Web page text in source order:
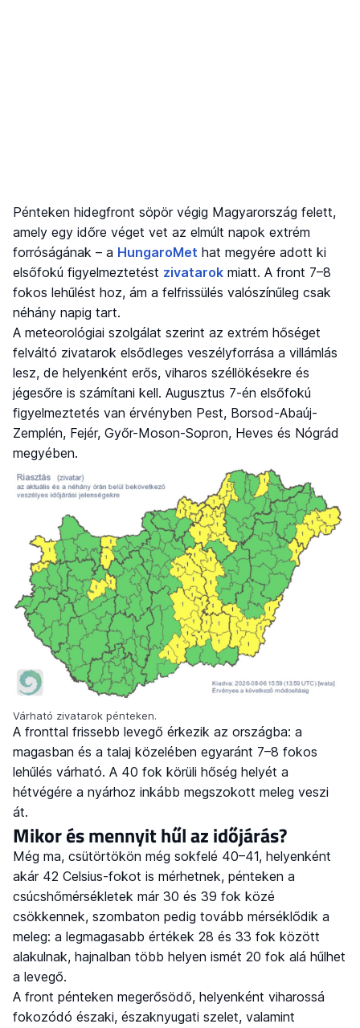
Pénteken hidegfront söpör végig Magyarország felett,
amely egy időre véget vet az elmúlt napok extrém
forróságának – a HungaroMet hat megyére adott ki
elsőfokú figyelmeztetést zivatarok miatt. A front 7–8
fokos lehűlést hoz, ám a felfrissülés valószínűleg csak
néhány napig tart.
A meteorológiai szolgálat szerint az extrém hőséget
felváltó zivatarok elsődleges veszélyforrása a villámlás
lesz, de helyenként erős, viharos széllökésekre és
jégesőre is számítani kell. Augusztus 7-én elsőfokú
figyelmeztetés van érvényben Pest, Borsod-Abaúj-
Zemplén, Fejér, Győr-Moson-Sopron, Heves és Nógrád
megyében.
Várható zivatarok pénteken.
A fronttal frissebb levegő érkezik az országba: a
magasban és a talaj közelében egyaránt 7–8 fokos
lehűlés várható. A 40 fok körüli hőség helyét a
hétvégére a nyárhoz inkább megszokott meleg veszi
át.
Mikor és mennyit hűl az időjárás?
Még ma, csütörtökön még sokfelé 40–41, helyenként
akár 42 Celsius-fokot is mérhetnek, pénteken a
csúcshőmérsékletek már 30 és 39 fok közé
csökkennek, szombaton pedig tovább mérséklődik a
meleg: a legmagasabb értékek 28 és 33 fok között
alakulnak, hajnalban több helyen ismét 20 fok alá hűlhet
a levegő.
A front pénteken megerősödő, helyenként viharossá
fokozódó északi, északnyugati szelet, valamint